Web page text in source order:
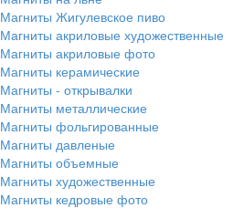
Магниты Жигулевское пиво
Магниты акриловые художественные
Магниты акриловые фото
Магниты керамические
Магниты - открывалки
Магниты металлические
Магниты фольгированные
Магниты давленые
Магниты объемные
Магниты художественные
Магниты кедровые фото